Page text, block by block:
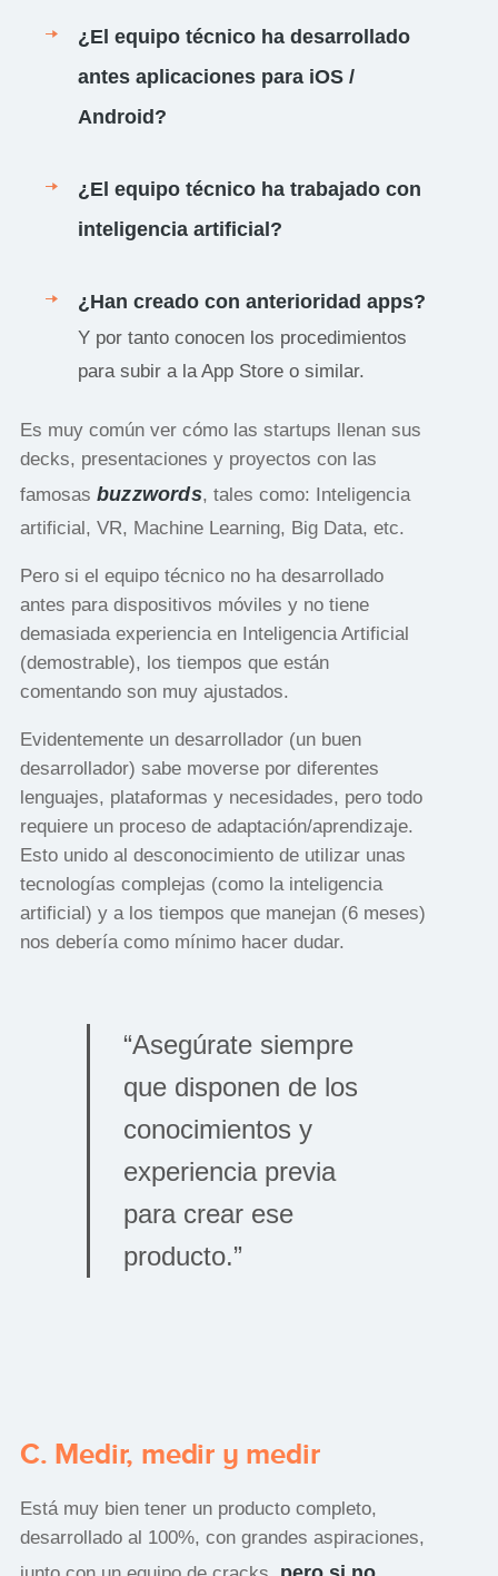
¿El equipo técnico ha desarrollado
antes aplicaciones para iOS /
Android?
¿El equipo técnico ha trabajado con
inteligencia artificial?
¿Han creado con anterioridad apps?
Y por tanto conocen los procedimientos
para subir a la App Store o similar.
Es muy común ver cómo las startups llenan sus
decks, presentaciones y proyectos con las
famosas buzzwords, tales como: Inteligencia
artificial, VR, Machine Learning, Big Data, etc.
Pero si el equipo técnico no ha desarrollado
antes para dispositivos móviles y no tiene
demasiada experiencia en Inteligencia Artificial
(demostrable), los tiempos que están
comentando son muy ajustados.
Evidentemente un desarrollador (un buen
desarrollador) sabe moverse por diferentes
lenguajes, plataformas y necesidades, pero todo
requiere un proceso de adaptación/aprendizaje.
Esto unido al desconocimiento de utilizar unas
tecnologías complejas (como la inteligencia
artificial) y a los tiempos que manejan (6 meses)
nos debería como mínimo hacer dudar.
“Asegúrate siempre
que disponen de los
conocimientos y
experiencia previa
para crear ese
producto.”
C. Medir, medir y medir
Está muy bien tener un producto completo,
desarrollado al 100%, con grandes aspiraciones,